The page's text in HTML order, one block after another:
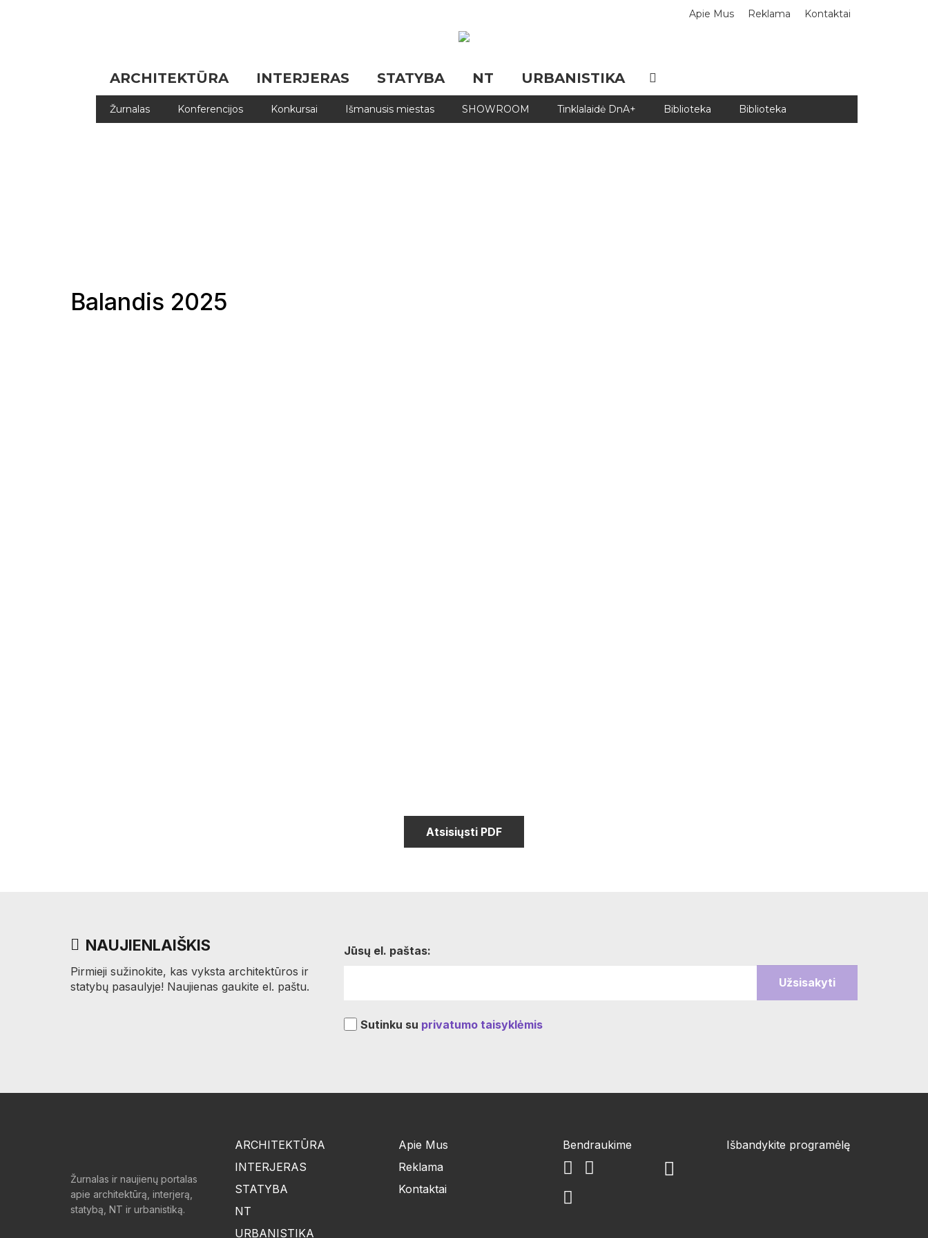
Apie Mus Reklama Kontaktai
ARCHITEKTŪRA INTERJERAS STATYBA NT URBANISTIKA
Žurnalas Konferencijos Konkursai Išmanusis miestas SHOWROOM Tinklalaidė DnA+ Biblioteka Biblioteka
Balandis 2025
Atsisiųsti PDF
NAUJIENLAIŠKIS
Pirmieji sužinokite, kas vyksta architektūros ir
statybų pasaulyje! Naujienas gaukite el. paštu.
Jūsų el. paštas:
Sutinku su privatumo taisyklėmis
Žurnalas ir naujienų portalas
apie architektūrą, interjerą,
statybą, NT ir urbanistiką.
ARCHITEKTŪRA
INTERJERAS
STATYBA
NT
URBANISTIKA
Apie Mus
Reklama
Kontaktai
Bendraukime Išbandykite programėlę